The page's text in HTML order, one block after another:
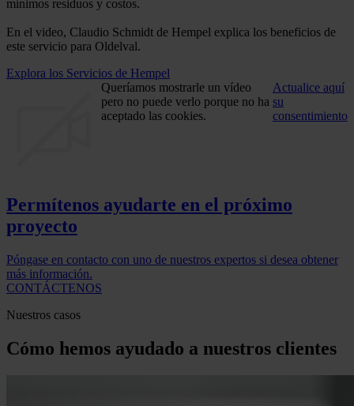
mínimos residuos y costos.
En el video, Claudio Schmidt de Hempel explica los beneficios de
este servicio para Oldelval.
Explora los Servicios de Hempel
Queríamos mostrarle un vídeo
pero no puede verlo porque no ha
aceptado las cookies.
Actualice aquí
su
consentimiento
Permítenos ayudarte en el próximo
proyecto
Póngase en contacto con uno de nuestros expertos si desea obtener
más información.
CONTÁCTENOS
Nuestros casos
Cómo hemos ayudado a nuestros clientes